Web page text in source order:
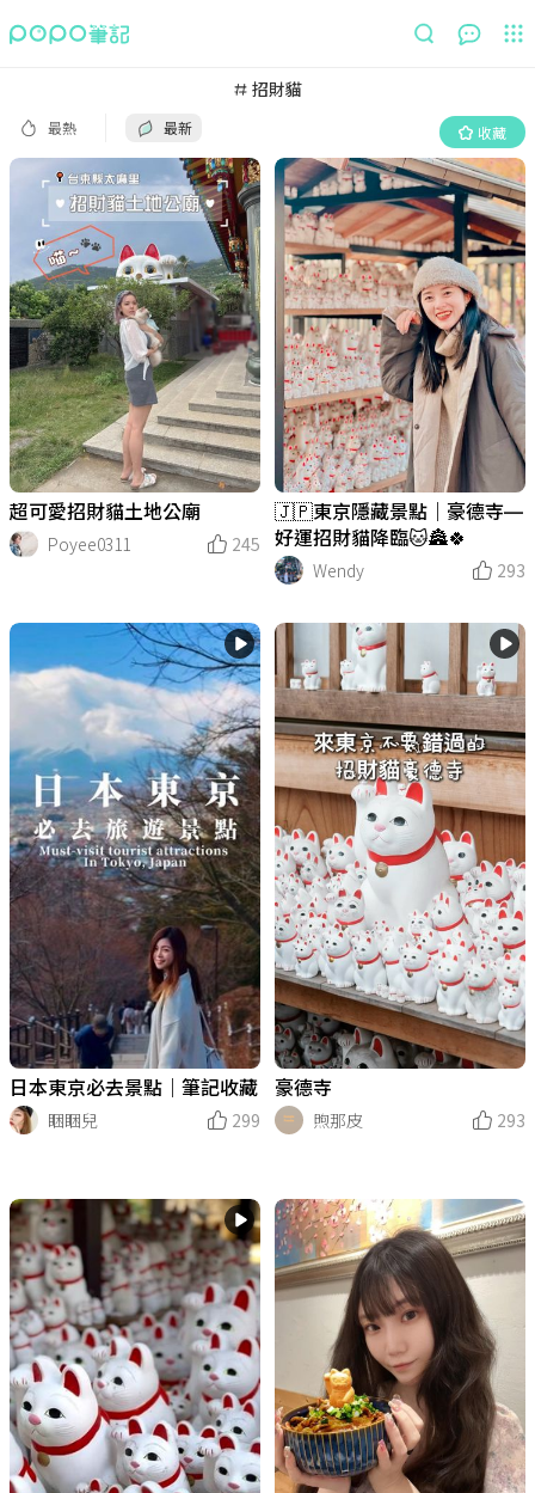
招財貓
最熱 最新 收藏
收藏
超可愛招財貓土地公廟
Poyee0311
245
🇯🇵東京隱藏景點｜豪德寺—
好運招財貓降臨🐱🏯🍀
Wendy
293
日本東京必去景點｜筆記收藏
睏睏兒
299
豪德寺
煦那皮
293